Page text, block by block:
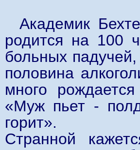
Академик
родится на 100
больных
половина
много
«Муж пьет -
горит».
Странной